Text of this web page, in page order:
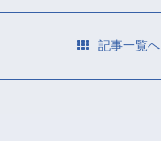
記事一覧へ